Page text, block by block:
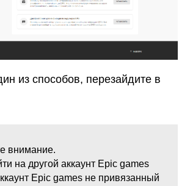
из способов, перезайдите в
внимание.
на другой аккаунт Epic games
Epic games не привязанный